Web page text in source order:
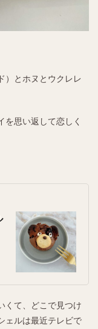
）とホヌとウクレレ
を思い返して恋しく
くて、どこで見つけ
ェルは最近テレビで